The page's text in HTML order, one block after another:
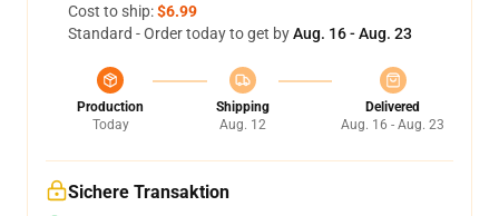
Cost to ship:$6.99
Standard - Order today to get byAug. 16 - Aug. 23
Production
Today
Shipping
Aug. 12
Delivered
Aug. 16 - Aug. 23
Sichere Transaktion